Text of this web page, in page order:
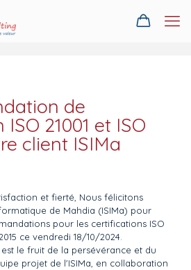
de
21001 et ISO
client ISIMa
et fierté, Nous félicitons
de Mahdia (ISIMa) pour
pour les certifications ISO
ce vendredi 18/10/2024.
le fruit de la persévérance et du
projet de l'ISIMa, en collaboration